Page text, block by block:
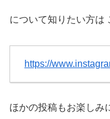
について知りたい方は
https://
ほかの投稿もお楽しみ